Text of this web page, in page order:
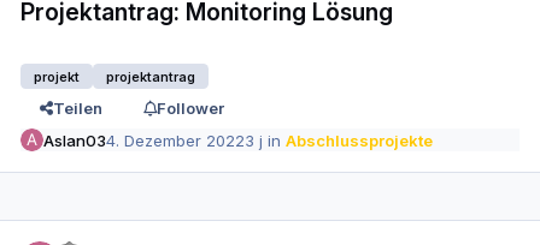
Projektantrag: Monitoring Lösung
projekt projektantrag
Teilen
Follower
Aslan034. Dezember 20223 j inAbschlussprojekte